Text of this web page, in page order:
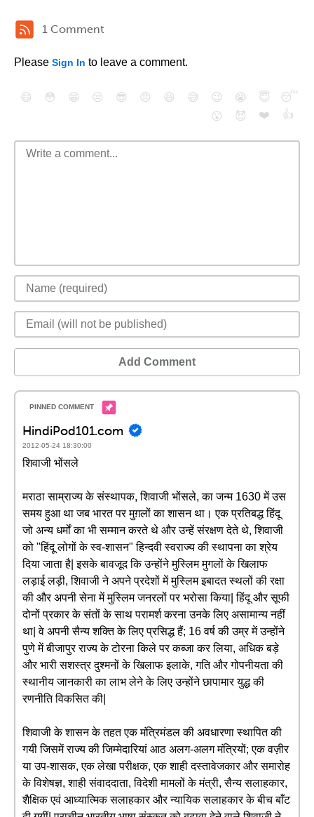
1 Comment
Please Sign In to leave a comment.
😄 😳 😁 😒 😎 😠 😆 😅 😉 😭 😇
😴
😮
😈 ❤️ 👍
Add Comment
HindiPod101.com
2012-05-24 18:30:00
शिवाजी भोंसले
मराठा साम्राज्य के संस्थापक, शिवाजी भोंसले, का जन्म 1630 में उस
समय हुआ था जब भारत पर मुग़लों का शासन था। एक प्रतिबद्ध हिंदू
जो अन्य धर्मों का भी सम्मान करते थे और उन्हें संरक्षण देते थे, शिवाजी
को "हिंदू लोगों के स्व-शासन" हिन्दवी स्वराज्य की स्थापना का श्रेय
दिया जाता है| इसके बावजूद कि उन्होंने मुस्लिम मुगलों के खिलाफ
लड़ाई लड़ी, शिवाजी ने अपने प्रदेशों में मुस्लिम इबादत स्थलों की रक्षा
की और अपनी सेना में मुस्लिम जनरलों पर भरोसा किया| हिंदू और सूफी
दोनों प्रकार के संतों के साथ परामर्श करना उनके लिए असामान्य नहीं
था| वे अपनी सैन्य शक्ति के लिए प्रसिद्ध हैं; 16 वर्ष की उम्र में उन्होंने
पुणे में बीजापुर राज्य के टोरना किले पर कब्जा कर लिया, अधिक बड़े
और भारी सशस्त्र दुश्मनों के खिलाफ इलाके, गति और गोपनीयता की
स्थानीय जानकारी का लाभ लेने के लिए उन्होंने छापामार युद्ध की
रणनीति विकसित की|
शिवाजी के शासन के तहत एक मंत्रिमंडल की अवधारणा स्थापित की
गयी जिसमें राज्य की जिम्मेदारियां आठ अलग-अलग मंत्रियों; एक वज़ीर
या उप-शासक, एक लेखा परीक्षक, एक शाही दस्तावेजकार और समारोह
के विशेषज्ञ, शाही संवाददाता, विदेशी मामलों के मंत्री, सैन्य सलाहकार,
शैक्षिक एवं आध्यात्मिक सलाहकार और न्यायिक सलाहकार के बीच बाँट